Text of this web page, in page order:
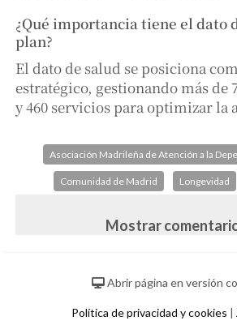
¿Qué importancia tiene el dato
plan?
El dato de salud se posiciona
estratégico, gestionando más de
y 460 servicios para optimizar la
Asociación Madrileña de Atención a la
Comunidad de Madrid Longevidad
Mostrar
Abrir página en versión
Política de privacidad y cookies |